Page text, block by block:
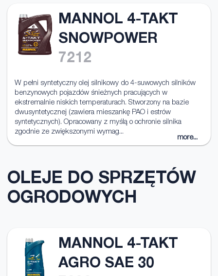
MANNOL 4-TAKT
SNOWPOWER
7212
W pełni syntetyczny olej silnikowy do 4-suwowych silników
benzynowych pojazdów śnieżnych pracujących w
ekstremalnie niskich temperaturach. Stworzony na bazie
dwusyntetycznej (zawiera mieszankę PAO i estrów
syntetycznych). Opracowany z myślą o ochronie silnika
zgodnie ze zwiększonymi wymag...
more...
OLEJE DO SPRZĘTÓW
OGRODOWYCH
MANNOL 4-TAKT
AGRO SAE 30